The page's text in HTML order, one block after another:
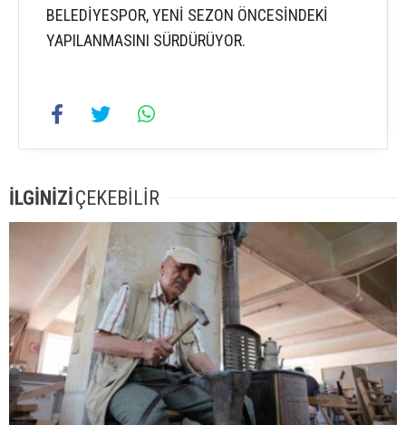
BELEDİYESPOR, YENİ SEZON ÖNCESİNDEKİ
YAPILANMASINI SÜRDÜRÜYOR.
İLGİNİZİÇEKEBİLİR